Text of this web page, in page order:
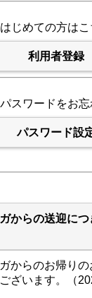
はじめての方はこ
利用者登録
スワードをお
パスワード設
からの送迎に
からのお帰り
ざいます。（